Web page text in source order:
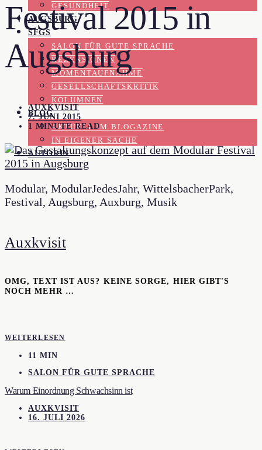
GESUNDHEIT
AUGSBURG
SFGS
SALON FÜR GUTE SPRACHE
REZENSIONEN
MOMENTAUFNAHME
GESELLSCHAFTSKRITIK
KOLUMNEN
BLOG
AKTUELL IM BLOGAZINE
IN EIGENER SACHE
AUTORIN
Festival 2015 in
Augsburg
AUXKVISIT
7. JUNI 2015
1 MINUTE READ
Modular, ModularJedesJahr, WittelsbacherPark,
Festival, Augsburg, Auxburg, Musik
Auxkvisit
OMG, TEXT IST AUS? KEINE SORGE, HIER GIBT'S
NOCH MEHR …
WEITERLESEN
11 MIN
SALON FÜR GUTE SPRACHE
Warum Einordnung Schwachsinn ist
AUXKVISIT
16. JULI 2026